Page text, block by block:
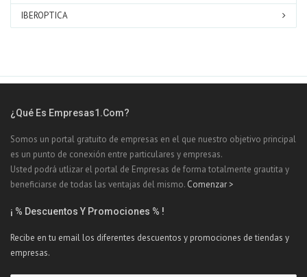
IBEROPTICA
¿Qué Es Empresas1.com?
Somos un portal gratuito de empresas en el que nuestro objetivo principal
es un punto de conexión entre particulares y empresas.
Usted podrá utlizar el portal de Empresas de forma totalmente grautita y
beneficiarse de todas las ventajas del mismo. Comenzar >
¡ % Descuentos Y Promociones % !
Recibe en tu email los diferentes descuentos y promociones de tiendas y
empresas.